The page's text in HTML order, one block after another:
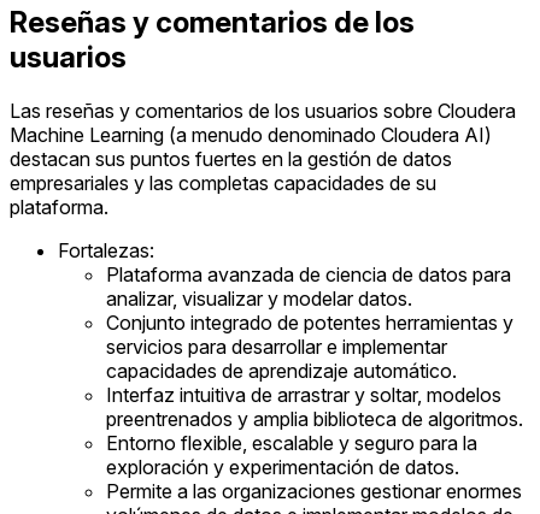
Reseñas y comentarios de los
usuarios
Las reseñas y comentarios de los usuarios sobre Cloudera
Machine Learning (a menudo denominado Cloudera AI)
destacan sus puntos fuertes en la gestión de datos
empresariales y las completas capacidades de su
plataforma.
Fortalezas:
Plataforma avanzada de ciencia de datos para
analizar, visualizar y modelar datos.
Conjunto integrado de potentes herramientas y
servicios para desarrollar e implementar
capacidades de aprendizaje automático.
Interfaz intuitiva de arrastrar y soltar, modelos
preentrenados y amplia biblioteca de algoritmos.
Entorno flexible, escalable y seguro para la
exploración y experimentación de datos.
Permite a las organizaciones gestionar enormes